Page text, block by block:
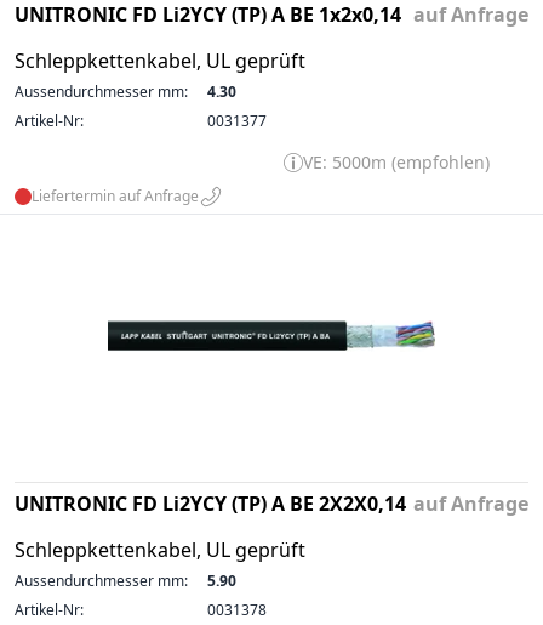
UNITRONIC FD Li2YCY (TP) A BE 1x2x0,14
Schleppkettenkabel, UL geprüft
auf Anfrage
Aussendurchmesser mm:
4.30
Artikel-Nr:
0031377
VE: 5000m (empfohlen)
Liefertermin auf Anfrage
UNITRONIC FD Li2YCY (TP) A BE 2X2X0,14
Schleppkettenkabel, UL geprüft
auf Anfrage
Aussendurchmesser mm:
5.90
Artikel-Nr:
0031378